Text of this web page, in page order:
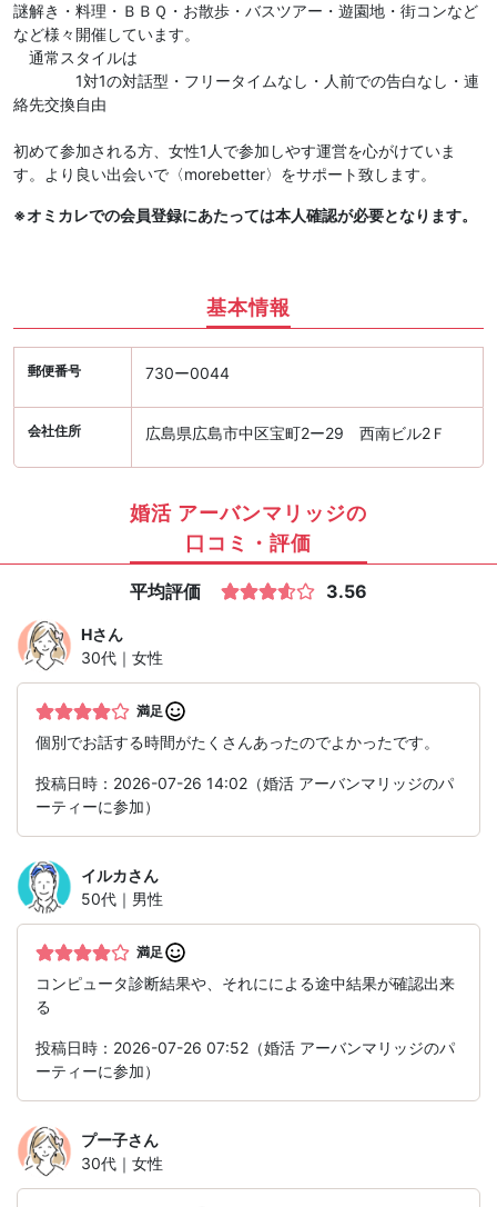
謎解き・料理・ＢＢＱ・お散歩・バスツアー・遊園地・街コンなど
など様々開催しています。
通常スタイルは
1対1の対話型・フリータイムなし・人前での告白なし・連
絡先交換自由
初めて参加される方、女性1人で参加しやす運営を心がけていま
す。より良い出会いで〈morebetter〉をサポート致します。
※オミカレでの会員登録にあたっては本人確認が必要となります。
基本情報
郵便番号 730ー0044
会社住所 広島県広島市中区宝町2ー29 西南ビル2Ｆ
婚活 アーバンマリッジの
口コミ・評価
平均評価 3.56
Hさん
30代｜女性
満足
個別でお話する時間がたくさんあったのでよかったです。
投稿日時：2026-07-26 14:02（婚活 アーバンマリッジのパ
ーティーに参加）
イルカさん
50代｜男性
満足
コンピュータ診断結果や、それにによる途中結果が確認出来
る
投稿日時：2026-07-26 07:52（婚活 アーバンマリッジのパ
ーティーに参加）
プー子さん
30代｜女性